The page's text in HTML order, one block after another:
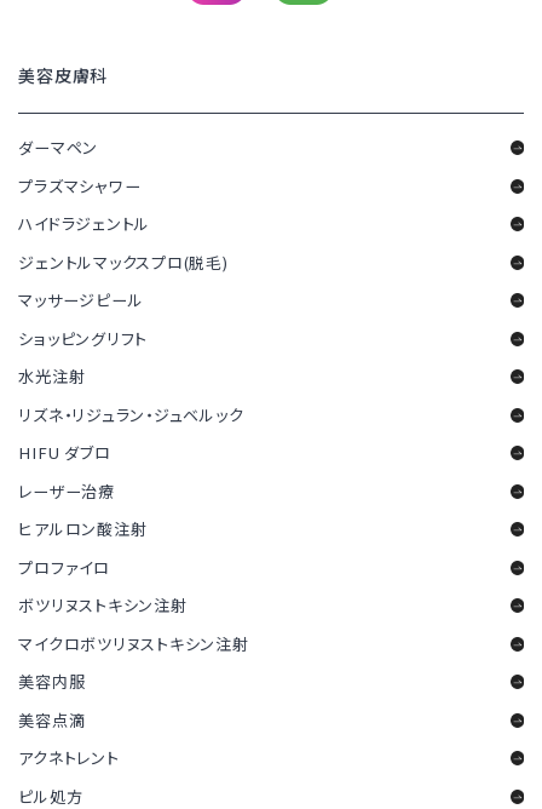
美容皮膚科
ダーマペン
プラズマシャワー
ハイドラジェントル
ジェントルマックスプロ(脱毛)
マッサージピール
ショッピングリフト
水光注射
リズネ・リジュラン・ジュベルック
HIFU ダブロ
レーザー治療
ヒアルロン酸注射
プロファイロ
ボツリヌストキシン注射
マイクロボツリヌストキシン注射
美容内服
美容点滴
アクネトレント
ピル処方